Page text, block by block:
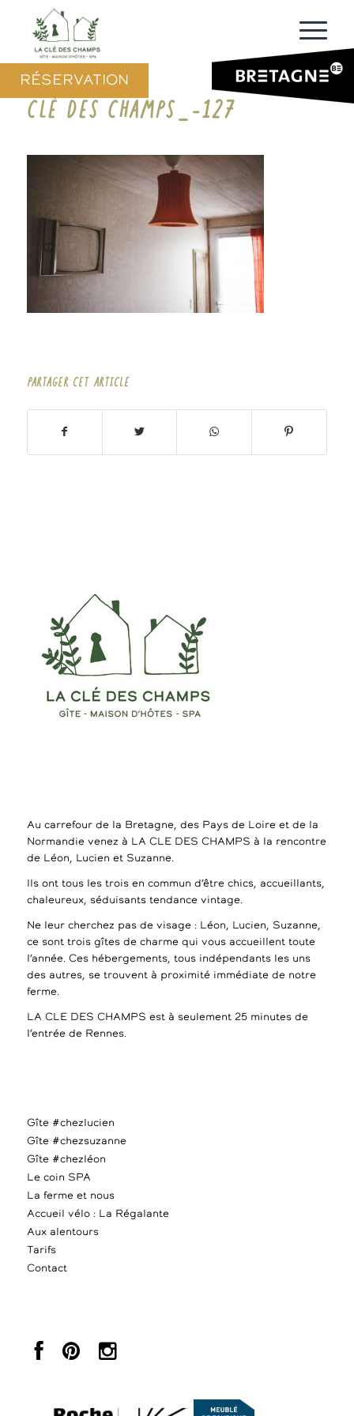
RÉSERVATION
CLÉ DES CHAMPS_-127
PARTAGER CET ARTICLE
Au carrefour de la Bretagne, des Pays de Loire et de la
Normandie venez à LA CLE DES CHAMPS à la rencontre
de Léon, Lucien et Suzanne.
Ils ont tous les trois en commun d’être chics, accueillants,
chaleureux, séduisants tendance vintage.
Ne leur cherchez pas de visage : Léon, Lucien, Suzanne,
ce sont trois gîtes de charme qui vous accueillent toute
l’année. Ces hébergements, tous indépendants les uns
des autres, se trouvent à proximité immédiate de notre
ferme.
LA CLE DES CHAMPS est à seulement 25 minutes de
l’entrée de Rennes.
Gîte #chezlucien
Gîte #chezsuzanne
Gîte #chezléon
Le coin SPA
La ferme et nous
Accueil vélo : La Régalante
Aux alentours
Tarifs
Contact